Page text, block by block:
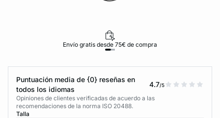
Envío gratis desde 75€ de compra
Puntuación media de {0} reseñas en
todos los idiomas
4.7/5
Opiniones de clientes verificadas de acuerdo a las
recomendaciones de la norma ISO 20488.
Talla